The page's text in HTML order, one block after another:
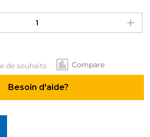
de souhaits Compare
Besoin d'aide?